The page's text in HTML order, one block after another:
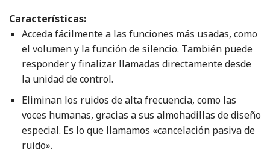
Características:
Acceda fácilmente a las funciones más usadas, como
el volumen y la función de silencio. También puede
responder y finalizar llamadas directamente desde
la unidad de control.
Eliminan los ruidos de alta frecuencia, como las
voces humanas, gracias a sus almohadillas de diseño
especial. Es lo que llamamos «cancelación pasiva de
ruido».